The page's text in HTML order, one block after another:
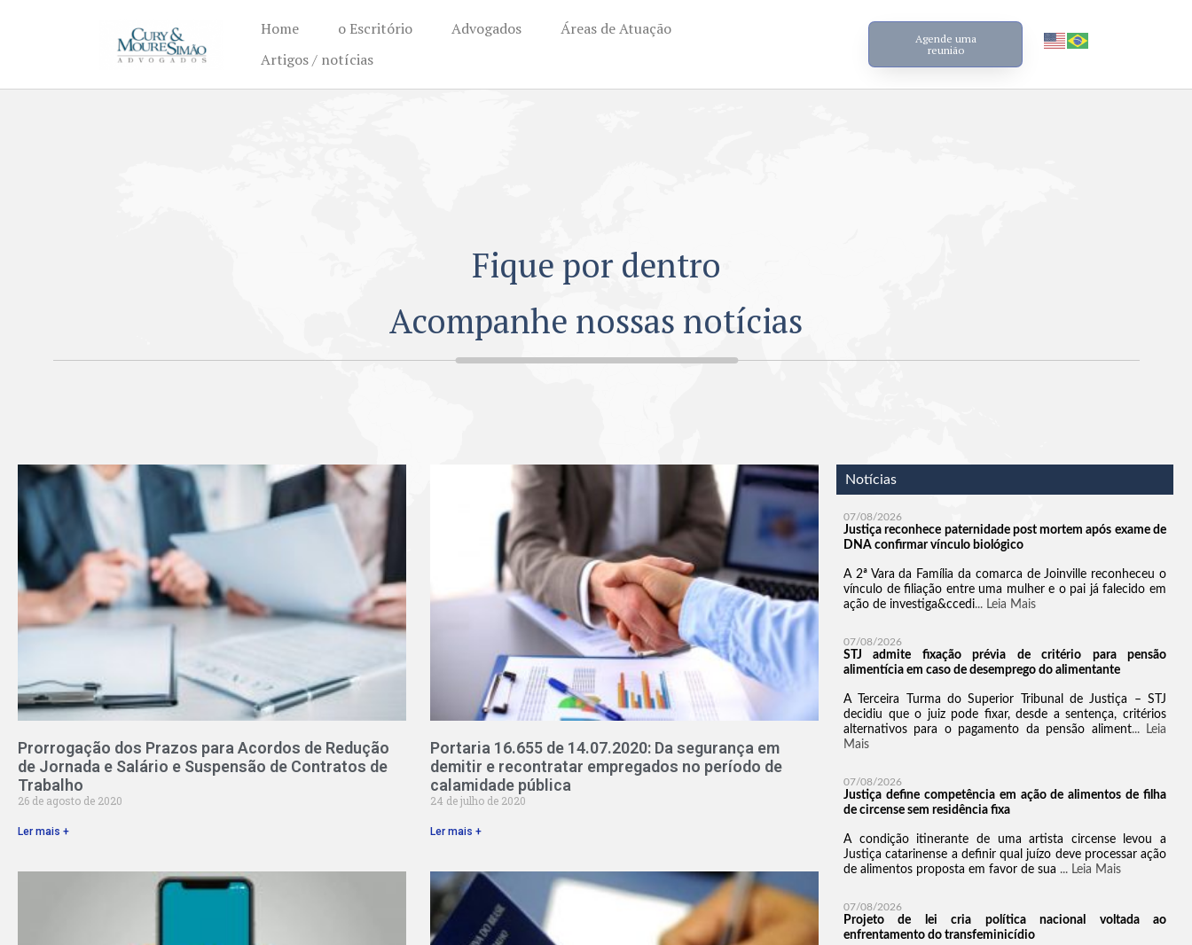
Home o Escritório Advogados
Áreas de Atuação
Artigos / notícias
Agende uma
reunião
Fique por dentro
Acompanhe nossas notícias
Prorrogação dos Prazos para Acordos de Redução
de Jornada e Salário e Suspensão de Contratos de
Trabalho
26 de agosto de 2020
Ler mais +
Portaria 16.655 de 14.07.2020: Da segurança em
demitir e recontratar empregados no período de
calamidade pública
24 de julho de 2020
Ler mais +
Notícias